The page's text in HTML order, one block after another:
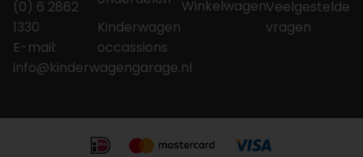
(0) 6 2862
1330
E-mail:
info@kinderwagengarage.nl
Kinderwagen
occassions
WinkelwagenVeelgestelde
vragen